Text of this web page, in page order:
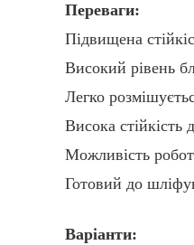
Переваги:
Підвищена
Високий рівень
Легко
Висока
Можливість
Готовий до
Варіанти: